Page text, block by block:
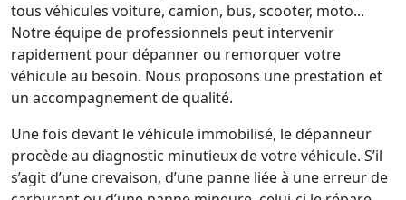
tous véhicules voiture, camion, bus, scooter, moto...
Notre équipe de professionnels peut intervenir
rapidement pour dépanner ou remorquer votre
véhicule au besoin. Nous proposons une prestation et
un accompagnement de qualité.
Une fois devant le véhicule immobilisé, le dépanneur
procède au diagnostic minutieux de votre véhicule. S’il
s’agit d’une crevaison, d’une panne liée à une erreur de